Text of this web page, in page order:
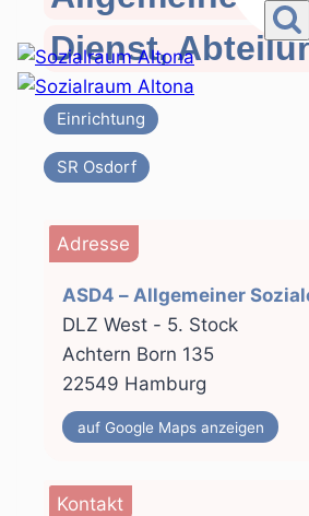
Dienst,
Einrichtung
SR Osdorf
Adresse
ASD4 – Allgemeiner
DLZ West - 5. Stock
Achtern Born 135
22549 Hamburg
auf Google Maps anzeigen
Kontakt